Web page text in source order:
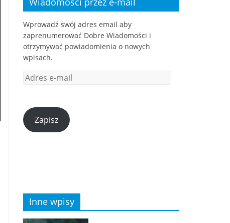
Wprowadź swój adres email aby
zaprenumerować Dobre Wiadomości i
otrzymywać powiadomienia o nowych
wpisach.
Zapisz
Inne wpisy